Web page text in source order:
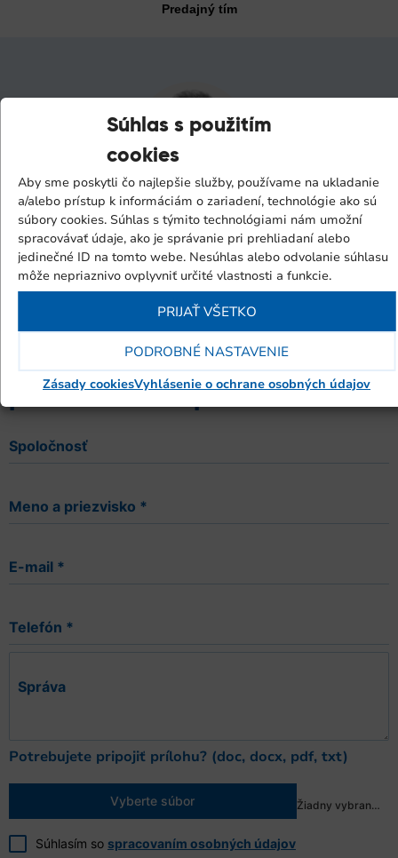
Súhlas s použitím
cookies
Aby sme poskytli čo najlepšie služby, používame na ukladanie
a/alebo prístup k informáciám o zariadení, technológie ako sú
súbory cookies. Súhlas s týmito technológiami nám umožní
spracovávať údaje, ako je správanie pri prehliadaní alebo
jedinečné ID na tomto webe. Nesúhlas alebo odvolanie súhlasu
môže nepriaznivo ovplyvniť určité vlastnosti a funkcie.
PRIJAŤ VŠETKO
PODROBNÉ NASTAVENIE
Zásady cookiesVyhlásenie o ochrane osobných údajov
Predajný tím
Martin Veverka
obchodný manažér SK
Tel.:+421 911 988 899
E-mail:veverka@itstrencin.sk
Máte otázku alebo konkrétnu
požiadavku? Napíšte nám.
Spoločnosť
Meno a priezvisko *
E-mail *
Telefón *
Správa
Potrebujete pripojiť prílohu? (doc, docx, pdf, txt)
Vyberte súbor Žiadny vybraný súbor
Súhlasím so spracovaním osobných údajov